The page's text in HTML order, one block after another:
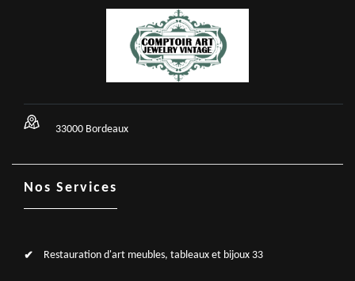
33000 Bordeaux
Nos Services
Restauration d'art meubles, tableaux et bijoux 33